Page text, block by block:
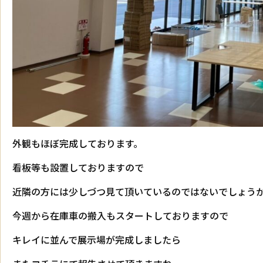
外観もほぼ完成しております。
看板等も設置しておりますので
近隣の方には少しづつ見て頂いているのではないでしょう
今週から在庫車の搬入もスタートしておりますので
キレイに並んで展示場が完成しましたら